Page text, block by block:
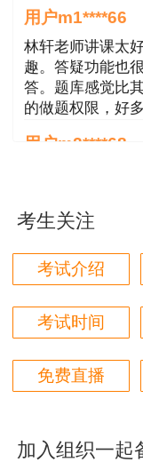
用户m1****66
林轩老师讲课太
趣。答疑功能也
答。题库感觉比
的做题权限，好
用户m2****68
本门课程老师讲
别是财务评价那
很好。
用户m4****68
林轩老师讲得好
得懂。简答题总
用户m5****88
听他的课过的！
考生关注
考试介绍
考试时间
免费直播
加入组织一起